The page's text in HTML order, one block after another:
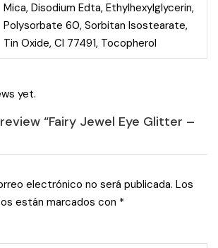
Mica, Disodium Edta, Ethylhexylglycerin,
Polysorbate 60, Sorbitan Isostearate,
Tin Oxide, CI 77491, Tocopherol
yet.
“Fairy Jewel Eye Glitter –
electrónico no será publicada. Los
están marcados con *